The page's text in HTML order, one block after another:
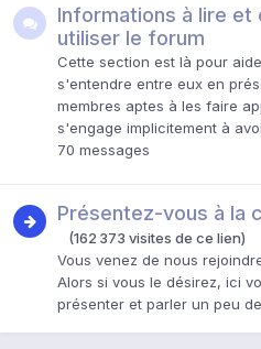
Informations à lire et
utiliser le forum
Cette section est là pour
s'entendre entre eux en
membres aptes à les faire
s'engage implicitement à
70 messages
Présentez-vous à la
(162 373 visites de ce lien)
Vous venez de nous
Alors si vous le désirez, ici
présenter et parler un peu